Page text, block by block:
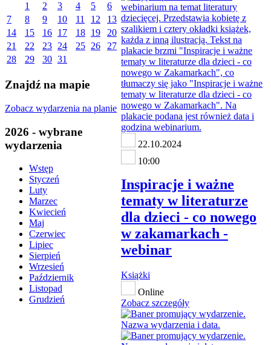
1
2 3 4 5
6
7
8 9 10 11 12
13
14
15 16 17 18 19
20
21
22 23 24 25 26
27
28
29 30 31
Znajdź na mapie
Zobacz wydarzenia na planie
2026 - wybrane
wydarzenia
Wstęp
Styczeń
Luty
Marzec
Kwiecień
Maj
Czerwiec
Lipiec
Sierpień
Wrzesień
Październik
Listopad
Grudzień
22.10.2024
10:00
Inspiracje i ważne
tematy w literaturze
dla dzieci - co nowego
w zakamarkach -
webinar
Książki
Online
Zobacz szczegóły